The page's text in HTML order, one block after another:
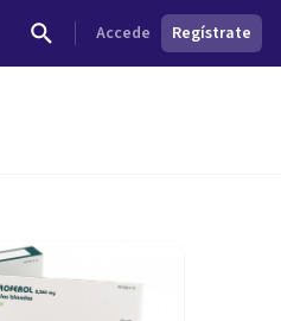
Accede Regístrate